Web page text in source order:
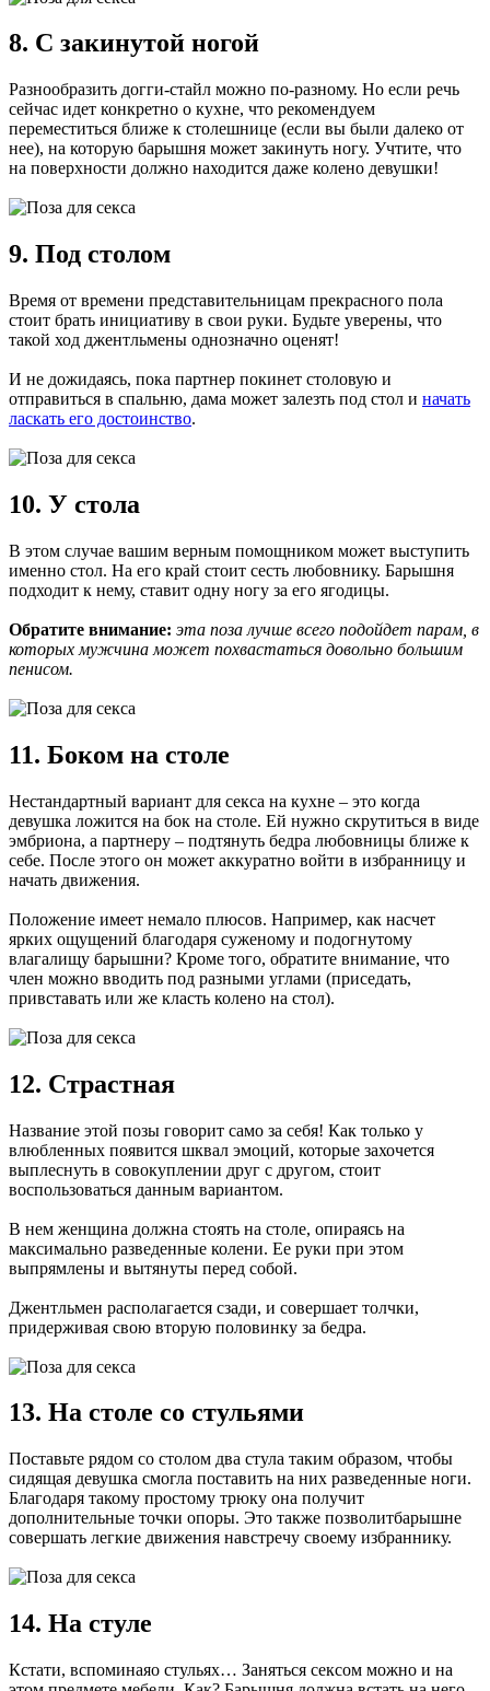
8. С закинутой ногой
Разнообразить догги-стайл можно по-разному. Но если речь
сейчас идет конкретно о кухне, что рекомендуем
переместиться ближе к столешнице (если вы были далеко от
нее), на которую барышня может закинуть ногу. Учтите, что
на поверхности должно находится даже колено девушки!
9. Под столом
Время от времени представительницам прекрасного пола
стоит брать инициативу в свои руки. Будьте уверены, что
такой ход джентльмены однозначно оценят!
И не дожидаясь, пока партнер покинет столовую и
отправиться в спальню, дама может залезть под стол и начать
ласкать его достоинство.
10. У стола
В этом случае вашим верным помощником может выступить
именно стол. На его край стоит сесть любовнику. Барышня
подходит к нему, ставит одну ногу за его ягодицы.
Обратите внимание: эта поза лучше всего подойдет парам, в
которых мужчина может похвастаться довольно большим
пенисом.
11. Боком на столе
Нестандартный вариант для секса на кухне – это когда
девушка ложится на бок на столе. Ей нужно скрутиться в виде
эмбриона, а партнеру – подтянуть бедра любовницы ближе к
себе. После этого он может аккуратно войти в избранницу и
начать движения.
Положение имеет немало плюсов. Например, как насчет
ярких ощущений благодаря суженому и подогнутому
влагалищу барышни? Кроме того, обратите внимание, что
член можно вводить под разными углами (приседать,
привставать или же класть колено на стол).
12. Страстная
Название этой позы говорит само за себя! Как только у
влюбленных появится шквал эмоций, которые захочется
выплеснуть в совокуплении друг с другом, стоит
воспользоваться данным вариантом.
В нем женщина должна стоять на столе, опираясь на
максимально разведенные колени. Ее руки при этом
выпрямлены и вытянуты перед собой.
Джентльмен располагается сзади, и совершает толчки,
придерживая свою вторую половинку за бедра.
13. На столе со стульями
Поставьте рядом со столом два стула таким образом, чтобы
сидящая девушка смогла поставить на них разведенные ноги.
Благодаря такому простому трюку она получит
дополнительные точки опоры. Это также позволитбарышне
совершать легкие движения навстречу своему избраннику.
14. На стуле
Кстати, вспоминаяо стульях… Заняться сексом можно и на